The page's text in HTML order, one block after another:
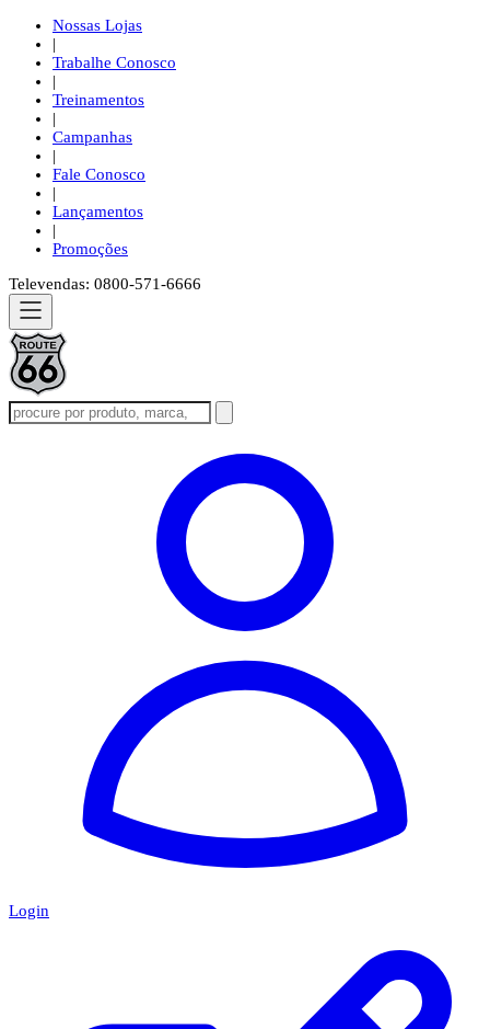
Nossas Lojas
|
Trabalhe Conosco
|
Treinamentos
|
Campanhas
|
Fale Conosco
|
Lançamentos
|
Promoções
Televendas: 0800-571-6666
Login